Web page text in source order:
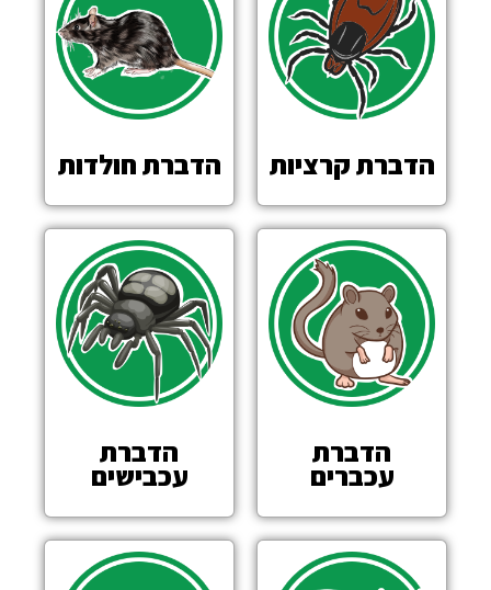
הדברת קרציות הדברת חולדות
הדברת
עכברים
הדברת
עכבישים